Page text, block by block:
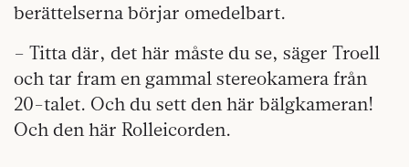
berättelserna börjar omedelbart.
– Titta där, det här måste du se, säger Troell
och tar fram en gammal stereokamera från
20-talet. Och du sett den här bälgkameran!
Och den här Rolleicorden.